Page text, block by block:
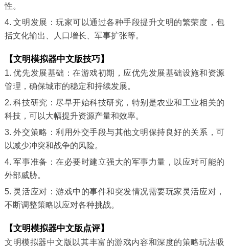
性。
4. 文明发展：玩家可以通过各种手段提升文明的繁荣度，包
括文化输出、人口增长、军事扩张等。
【文明模拟器中文版技巧】
1. 优先发展基础：在游戏初期，应优先发展基础设施和资源
管理，确保城市的稳定和持续发展。
2. 科技研究：尽早开始科技研究，特别是农业和工业相关的
科技，可以大幅提升资源产量和效率。
3. 外交策略：利用外交手段与其他文明保持良好的关系，可
以减少冲突和战争的风险。
4. 军事准备：在必要时建立强大的军事力量，以应对可能的
外部威胁。
5. 灵活应对：游戏中的事件和突发情况需要玩家灵活应对，
不断调整策略以应对各种挑战。
【文明模拟器中文版点评】
文明模拟器中文版以其丰富的游戏内容和深度的策略玩法吸